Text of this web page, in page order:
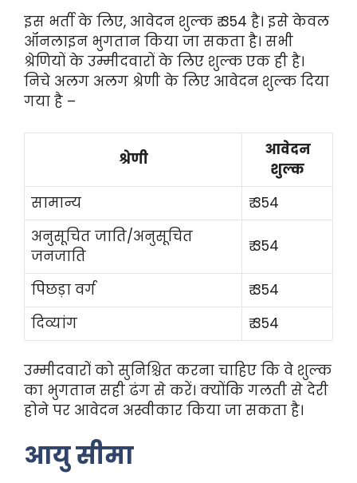
इस भर्ती के लिए, आवेदन शुल्क ₹ 354 है। इसे केवल
ऑनलाइन भुगतान किया जा सकता है। सभी
श्रेणियों के उम्मीदवारों के लिए शुल्क एक ही है।
निचे अलग अलग श्रेणी के लिए आवेदन शुल्क दिया
गया है –
श्रेणी
आवेदन
शुल्क
सामान्य
₹ 354
अनुसूचित जाति/अनुसूचित
जनजाति
₹ 354
पिछड़ा वर्ग
₹ 354
दिव्यांग
₹ 354
उम्मीदवारों को सुनिश्चित करना चाहिए कि वे शुल्क
का भुगतान सही ढंग से करें। क्योंकि गलती से देरी
होने पर आवेदन अस्वीकार किया जा सकता है।
आयु सीमा